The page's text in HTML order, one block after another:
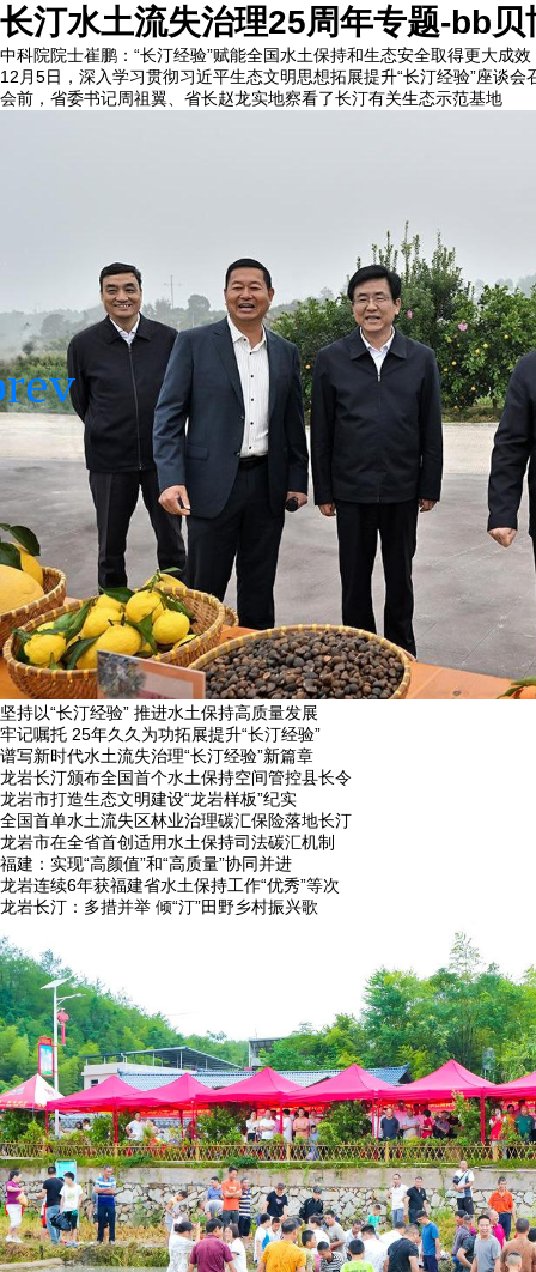
长汀水土流失治理25周年专题-bb
中科院院士崔鹏：“长汀经验”赋能全国水土保持和生态安全取得更大成效
12月5日，深入学习贯彻习近平生态文明思想拓展提升“长汀经验”座谈会
会前，省委书记周祖翼、省长赵龙实地察看了长汀有关生态示范基地
坚持以“长汀经验” 推进水土保持高质量发展
牢记嘱托 25年久久为功拓展提升“长汀经验”
谱写新时代水土流失治理“长汀经验”新篇章
龙岩长汀颁布全国首个水土保持空间管控县长令
龙岩市打造生态文明建设“龙岩样板”纪实
全国首单水土流失区林业治理碳汇保险落地长汀
龙岩市在全省首创适用水土保持司法碳汇机制
福建：实现“高颜值”和“高质量”协同并进
龙岩连续6年获福建省水土保持工作“优秀”等次
龙岩长汀：多措并举 倾“汀”田野乡村振兴歌